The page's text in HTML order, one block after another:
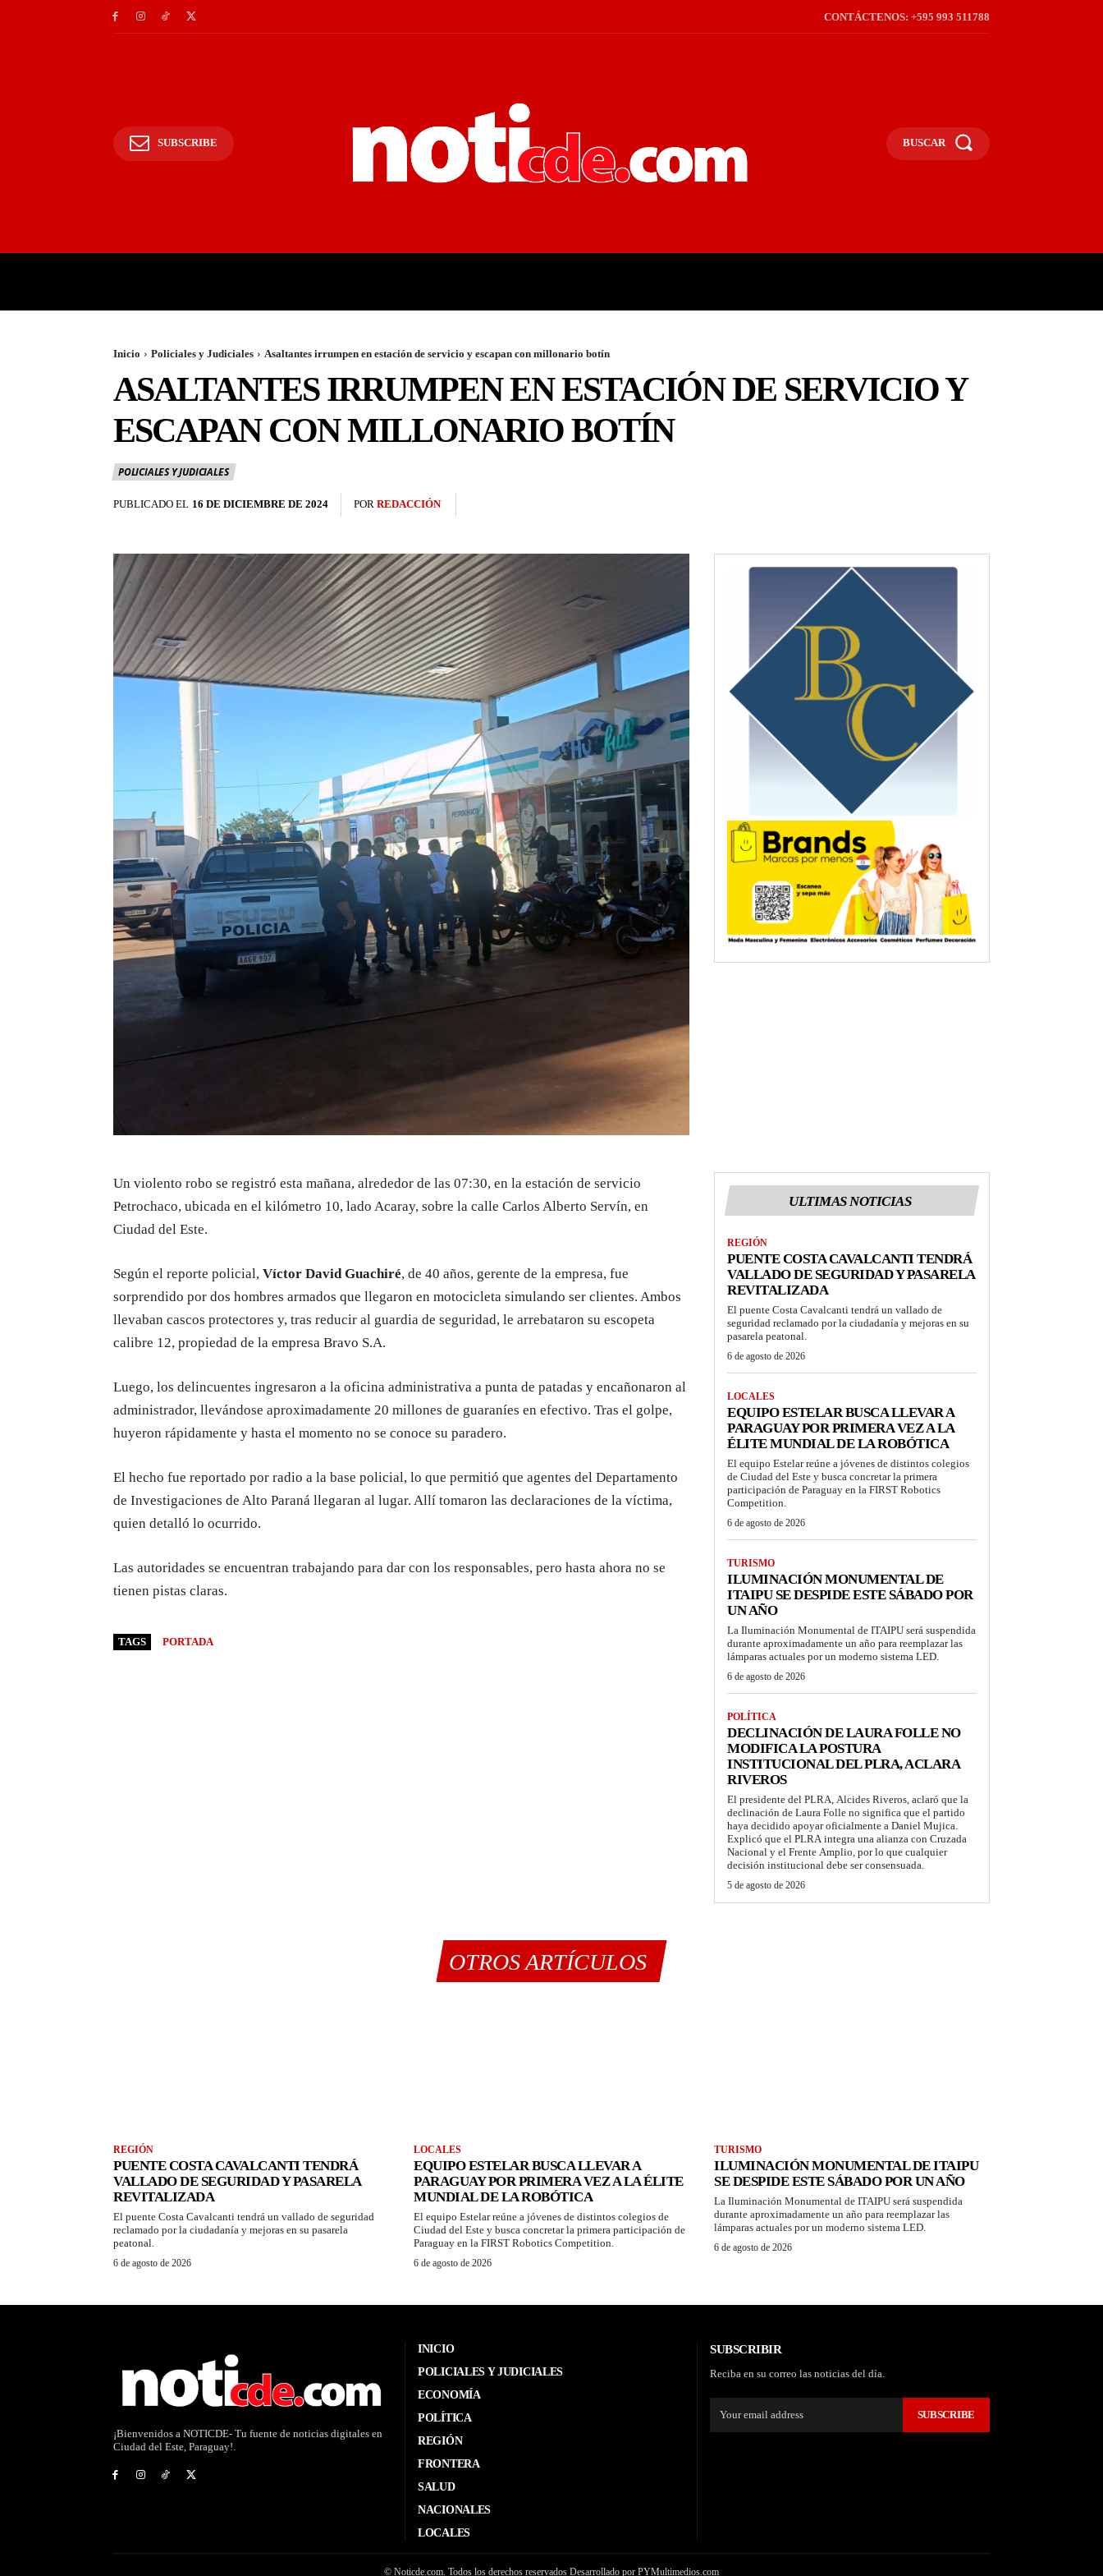
CONTÁCTENOS: +595 993 511788
SUBSCRIBE BUSCAR
Inicio Policiales y Judiciales Asaltantes irrumpen en estación de servicio y escapan con millonario botín
ASALTANTES IRRUMPEN EN ESTACIÓN DE SERVICIO Y
ESCAPAN CON MILLONARIO BOTÍN
POLICIALES Y JUDICIALES
PUBLICADO EL 16 DE DICIEMBRE DE 2024 POR REDACCIÓN
Un violento robo se registró esta mañana, alrededor de las 07:30, en la estación de servicio
Petrochaco, ubicada en el kilómetro 10, lado Acaray, sobre la calle Carlos Alberto Servín, en
Ciudad del Este.
Según el reporte policial, Víctor David Guachiré, de 40 años, gerente de la empresa, fue
sorprendido por dos hombres armados que llegaron en motocicleta simulando ser clientes. Ambos
llevaban cascos protectores y, tras reducir al guardia de seguridad, le arrebataron su escopeta
calibre 12, propiedad de la empresa Bravo S.A.
Luego, los delincuentes ingresaron a la oficina administrativa a punta de patadas y encañonaron al
administrador, llevándose aproximadamente 20 millones de guaraníes en efectivo. Tras el golpe,
huyeron rápidamente y hasta el momento no se conoce su paradero.
El hecho fue reportado por radio a la base policial, lo que permitió que agentes del Departamento
de Investigaciones de Alto Paraná llegaran al lugar. Allí tomaron las declaraciones de la víctima,
quien detalló lo ocurrido.
Las autoridades se encuentran trabajando para dar con los responsables, pero hasta ahora no se
tienen pistas claras.
TAGS PORTADA
ULTIMAS NOTICIAS
REGIÓN
PUENTE COSTA CAVALCANTI TENDRÁ
VALLADO DE SEGURIDAD Y PASARELA
REVITALIZADA
El puente Costa Cavalcanti tendrá un vallado de
seguridad reclamado por la ciudadanía y mejoras en su
pasarela peatonal.
6 de agosto de 2026
LOCALES
EQUIPO ESTELAR BUSCA LLEVAR A
PARAGUAY POR PRIMERA VEZ A LA
ÉLITE MUNDIAL DE LA ROBÓTICA
El equipo Estelar reúne a jóvenes de distintos colegios
de Ciudad del Este y busca concretar la primera
participación de Paraguay en la FIRST Robotics
Competition.
6 de agosto de 2026
TURISMO
ILUMINACIÓN MONUMENTAL DE
ITAIPU SE DESPIDE ESTE SÁBADO POR
UN AÑO
La Iluminación Monumental de ITAIPU será suspendida
durante aproximadamente un año para reemplazar las
lámparas actuales por un moderno sistema LED.
6 de agosto de 2026
POLÍTICA
DECLINACIÓN DE LAURA FOLLE NO
MODIFICA LA POSTURA
INSTITUCIONAL DEL PLRA, ACLARA
RIVEROS
El presidente del PLRA, Alcides Riveros, aclaró que la
declinación de Laura Folle no significa que el partido
haya decidido apoyar oficialmente a Daniel Mujica.
Explicó que el PLRA integra una alianza con Cruzada
Nacional y el Frente Amplio, por lo que cualquier
decisión institucional debe ser consensuada.
5 de agosto de 2026
OTROS ARTÍCULOS
REGIÓN
PUENTE COSTA CAVALCANTI TENDRÁ
VALLADO DE SEGURIDAD Y PASARELA
REVITALIZADA
El puente Costa Cavalcanti tendrá un vallado de seguridad
reclamado por la ciudadanía y mejoras en su pasarela
peatonal.
6 de agosto de 2026
LOCALES
EQUIPO ESTELAR BUSCA LLEVAR A
PARAGUAY POR PRIMERA VEZ A LA ÉLITE
MUNDIAL DE LA ROBÓTICA
El equipo Estelar reúne a jóvenes de distintos colegios de
Ciudad del Este y busca concretar la primera participación de
Paraguay en la FIRST Robotics Competition.
6 de agosto de 2026
TURISMO
ILUMINACIÓN MONUMENTAL DE ITAIPU
SE DESPIDE ESTE SÁBADO POR UN AÑO
La Iluminación Monumental de ITAIPU será suspendida
durante aproximadamente un año para reemplazar las
lámparas actuales por un moderno sistema LED.
6 de agosto de 2026
¡Bienvenidos a NOTICDE- Tu fuente de noticias digitales en
Ciudad del Este, Paraguay!.
INICIO
POLICIALES Y JUDICIALES
ECONOMÍA
POLÍTICA
REGIÓN
FRONTERA
SALUD
NACIONALES
LOCALES
SUBSCRIBIR
Reciba en su correo las noticias del día.
SUBSCRIBE
© Noticde.com. Todos los derechos reservados Desarrollado por PYMultimedios.com